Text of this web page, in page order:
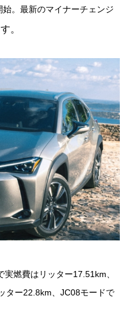
。最新のマイナーチェンジ
。
燃費はリッター17.51km、
ター22.8km、JC08モードで